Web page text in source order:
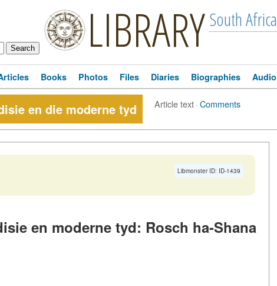
LIBRARY South Africa
Books Photos Files Diaries Biographies Audio
en die moderne tyd Article text·Comments
Libmonster ID: ID-1439
en moderne tyd: Rosch ha-Shana